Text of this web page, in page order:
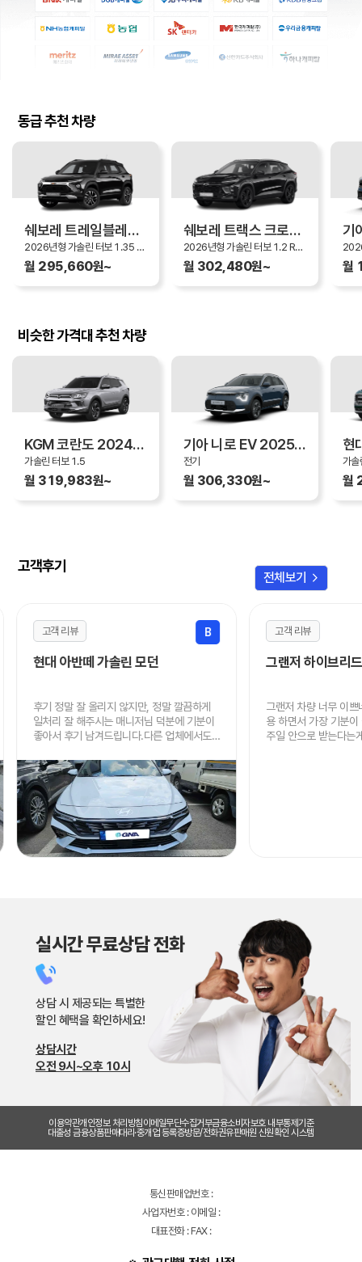
동급 추천 차량
쉐보레 트레일블레이저
2026년형 가솔린 터보 1.35 프리미어 2WD
월 295,660원~
쉐보레 트랙스 크로스오버
2026년형 가솔린 터보 1.2 Redline
월 302,480원~
기
월
비슷한 가격대 추천 차량
KGM 코란도 2024년형
가솔린 터보 1.5
월 319,983원~
기아 니로 EV 2025년형
전기
월 306,330원~ 월
고객후기
전체보기 chevron_right
B
고객 리뷰
현대 아반떼 가솔린 모던
후기 정말 잘 올리지 않지만, 정말 깔끔하게
일처리 잘 해주시는 매니저님 덕분에 기분이
좋아서 후기 남겨드립니다.다른 업체에서도
빠르고 저렴하게 해주셔서 정말 감사드립니
다.주변에 렌트 원하시는 분 있으면 적극적으
로 추천드리겠습니다.정말 감사했어요!!! 차
잘 타고 다니겠습니다!~
고객 리뷰
그랜저 하이브리드
그랜저 차량 너무 이쁘
용 하면서 가장 기분이
주일 안으로 받는다는
실시간 무료상담 전화
상담 시 제공되는 특별한
할인 혜택을 확인하세요!
상담시간
오전 9시~오후 10시
이용약관개인정보 처리방침이메일무단수집거부금융소비자보호 내부통제기준
대출성 금융상품판매대리·중개업 등록증방문/전화권유판매원 신원확인 시스템
통신판매업번호 :
사업자번호 : 이메일 :
대표전화 : FAX :